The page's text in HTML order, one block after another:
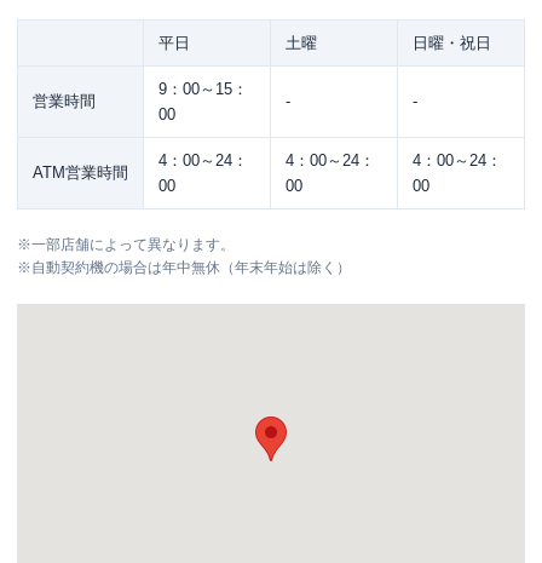
平日 土曜 日曜・祝日
営業時間
9：00～15：
00
- -
ATM営業時間
4：00～24：
00
4：00～24：
00
4：00～24：
00
※一部店舗によって異なります。
※自動契約機の場合は年中無休（年末年始は除く）